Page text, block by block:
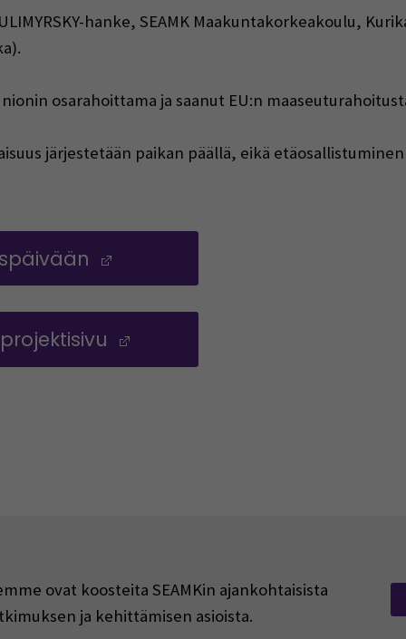
hanke, SEAMK Maakuntakorkeakoulu,
.
window)osarahoittama ja saanut EU:n
järjestetään paikan päällä, eikä
ovat koosteita SEAMKin ajankohtaisista
ja kehittämisen asioista.